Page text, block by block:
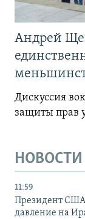
Андрей
Дискуссия
защиты прав
НОВОСТИ
11:59
Президент США
давление на